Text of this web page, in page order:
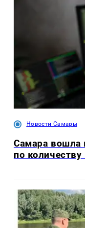
Новости Самары
Самара вошла
по количеству